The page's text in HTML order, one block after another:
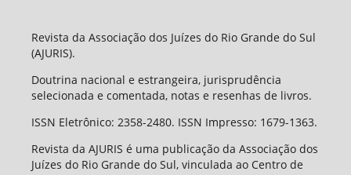
Revista da Associação dos Juízes do Rio Grande do Sul
(AJURIS).
Doutrina nacional e estrangeira, jurisprudência
selecionada e comentada, notas e resenhas de livros.
ISSN Eletrônico: 2358-2480. ISSN Impresso: 1679-1363.
Revista da AJURIS é uma publicação da Associação dos
Juízes do Rio Grande do Sul, vinculada ao Centro de